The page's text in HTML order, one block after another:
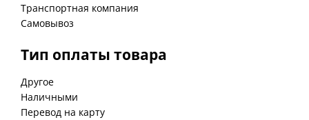
Транспортная компания
Самовывоз
Тип оплаты товара
Другое
Наличными
Перевод на карту